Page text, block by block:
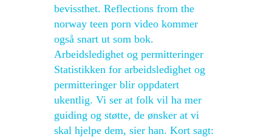
bevissthet. Reflections from the
norway teen porn video kommer
også snart ut som bok.
Arbeidsledighet og permitteringer
Statistikken for arbeidsledighet og
permitteringer blir oppdatert
ukentlig. Vi ser at folk vil ha mer
guiding og støtte, de ønsker at vi
skal hjelpe dem, sier han. Kort sagt: